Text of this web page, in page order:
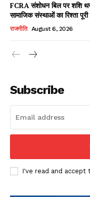
Read
FCRA संशोधन बिल पर शशि
सामाजिक संस्थाओं का रिश्ता
राजनीति August 6, 2026
Subscribe
I've read and accept